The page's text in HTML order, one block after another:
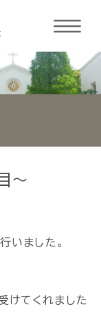
～
いました。
けてくれました